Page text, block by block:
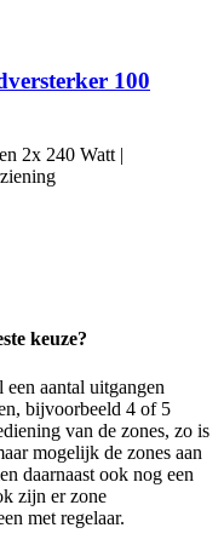
100
2x 240 Watt |
keuze?
een aantal uitgangen
bijvoorbeeld 4 of 5
van de zones, zo is
mogelijk de zones aan
daarnaast ook nog een
zijn er zone
met regelaar.